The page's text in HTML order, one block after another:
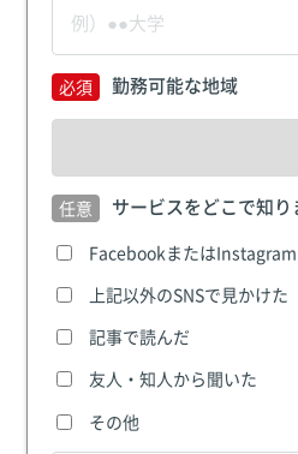
勤務可能な地域
サービスをどこで知り
Facebookまたは
上記以外のSNSで見かけた
記事で読んだ
友人・知人から聞いた
その他